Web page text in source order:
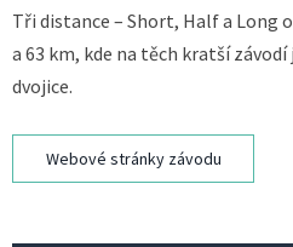
Tři distance – Short, Half a Long
a 63 km, kde na těch kratší
dvojice.
Webové stránky závodu